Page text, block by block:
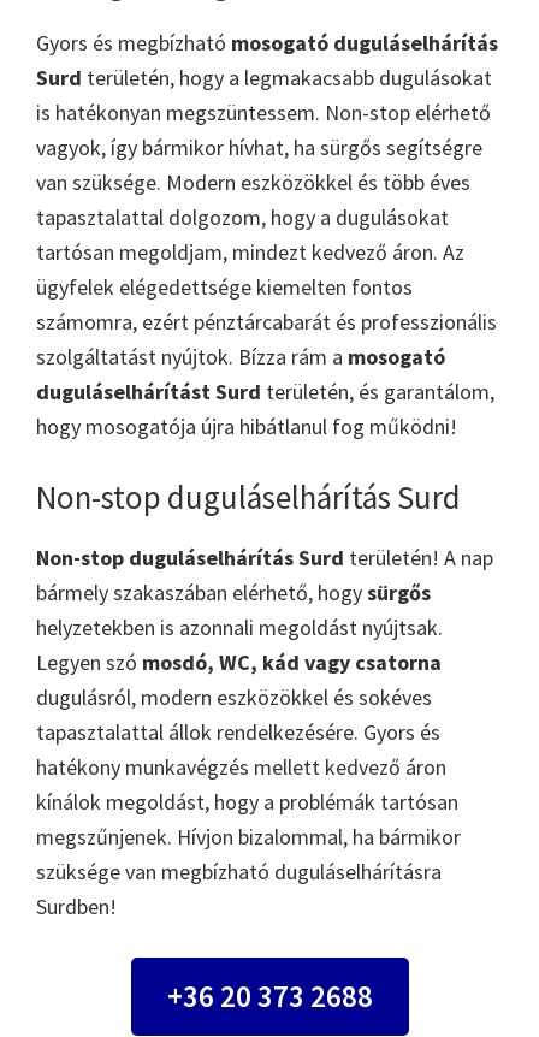
Gyors és megbízható mosogató duguláselhárítás
Surd területén, hogy a legmakacsabb dugulásokat
is hatékonyan megszüntessem. Non-stop elérhető
vagyok, így bármikor hívhat, ha sürgős segítségre
van szüksége. Modern eszközökkel és több éves
tapasztalattal dolgozom, hogy a dugulásokat
tartósan megoldjam, mindezt kedvező áron. Az
ügyfelek elégedettsége kiemelten fontos
számomra, ezért pénztárcabarát és professzionális
szolgáltatást nyújtok. Bízza rám a mosogató
duguláselhárítást Surd területén, és garantálom,
hogy mosogatója újra hibátlanul fog működni!
Non-stop duguláselhárítás Surd
Non-stop duguláselhárítás Surd területén! A nap
bármely szakaszában elérhető, hogysürgős
helyzetekben is azonnali megoldást nyújtsak.
Legyen szó mosdó, WC, kád vagy csatorna
dugulásról, modern eszközökkel és sokéves
tapasztalattal állok rendelkezésére. Gyors és
hatékony munkavégzés mellett kedvező áron
kínálok megoldást, hogy a problémák tartósan
megszűnjenek. Hívjon bizalommal, ha bármikor
szüksége van megbízható duguláselhárításra
Surdben!
+36 20 373 2688